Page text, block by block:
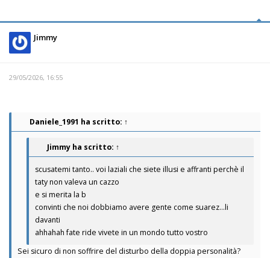
Jimmy
29/05/2026, 16:55
Daniele_1991 ha scritto: ↑
Jimmy ha scritto: ↑
scusatemi tanto.. voi laziali che siete illusi e affranti perchè il
taty non valeva un cazzo
e si merita la b
convinti che noi dobbiamo avere gente come suarez...li
davanti
ahhahah fate ride vivete in un mondo tutto vostro
Sei sicuro di non soffrire del disturbo della doppia personalità?